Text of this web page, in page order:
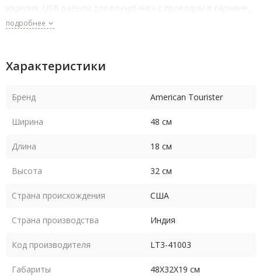
изделия, USB разъем для пауэрбанка с проводом в кармане,
боковой открытый карман. Верхняя плотная ручка, петля для
ортопедическая спинка.
подробнее
Характеристики
Бренд American Tourister
Ширина 48 см
Длина 18 см
Высота 32 см
Страна происхождения США
Страна производства Индия
Код производителя LT3-41003
Габариты 48Х32Х19 см